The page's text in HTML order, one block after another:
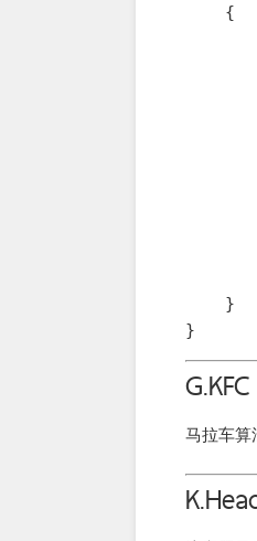
    {
    }
马拉车算